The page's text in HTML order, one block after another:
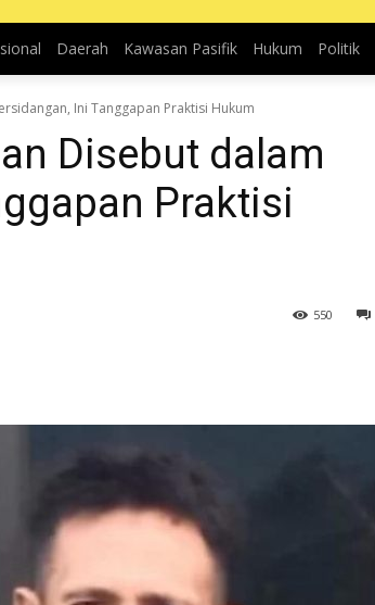
Daerah Kawasan Pasifik Hukum Politik
Ini Tanggapan Praktisi Hukum
Disebut dalam
Praktisi
550